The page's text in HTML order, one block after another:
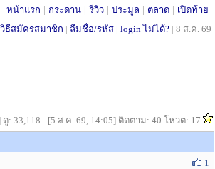
หน้าแรก | กระดาน | รีวิว | ประมูล | ตลาด | เปิดท้าย
วิธีสมัครสมาชิก | ลืมชื่อ/รหัส | login ไม่ได้? | 8 ส.ค. 69
: 33,118 - [5 ส.ค. 69, 14:05] ติดตาม: 40 โหวต: 17
1